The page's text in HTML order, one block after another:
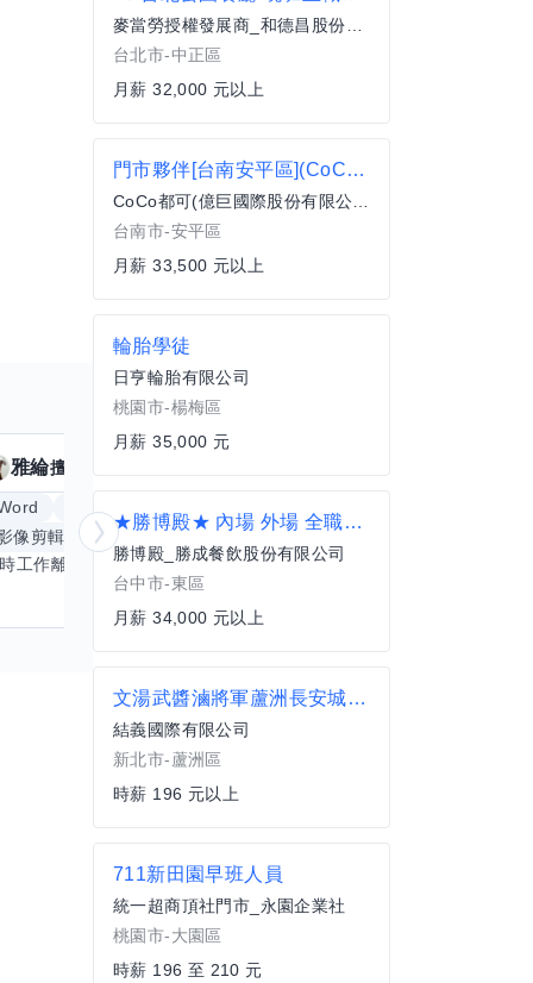
雅綸擅長
Excel
像剪輯與後製
手機遊戲
更多
平時工作離不開Word和Excel，熟練操作讓我在文件整理和數據處理上都得心應手，還能用倉頡輸入法快速打字。近期想挑戰英文學習，希望能透過交換技能一起進步！如果你英文流利，需要中文或電腦技巧輔助，歡迎找我搭檔，咱們一起歡樂學習，互相激勵，成為彼此的學習小夥伴！
麥當勞授權發展商_和德昌股份有限公司
台北市-中正區
月薪 32,000 元以上
門市夥伴[台南安平區](CoCo都可)
CoCo都可(億巨國際股份有限公司)
台南市-安平區
月薪 33,500 元以上
輪胎學徒
日亨輪胎有限公司
桃園市-楊梅區
月薪 35,000 元
★勝博殿★ 內場 外場 全職人員[台中lala port店]
勝博殿_勝成餐飲股份有限公司
台中市-東區
月薪 34,000 元以上
文湯武醬滷將軍蘆洲長安城-打烊班兼職人員
結義國際有限公司
新北市-蘆洲區
時薪 196 元以上
711新田園早班人員
統一超商頂社門市_永園企業社
桃園市-大園區
時薪 196 至 210 元